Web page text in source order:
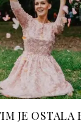
JE OSTALA